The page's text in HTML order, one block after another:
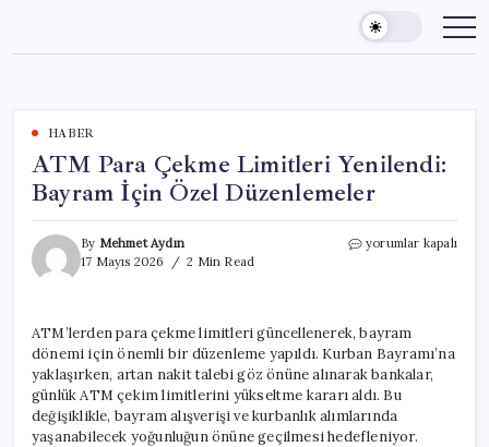
content
HABER
ATM Para Çekme Limitleri Yenilendi:
Bayram İçin Özel Düzenlemeler
By Mehmet Aydın
17 Mayıs 2026
2 Min Read
ATM
Bayram
İçin
Özel
Düzenlemeler
yorumlar kapalı
ATM’lerden para çekme limitleri güncellenerek, bayram
dönemi için önemli bir düzenleme yapıldı. Kurban Bayramı’na
yaklaşırken, artan nakit talebi göz önüne alınarak bankalar,
günlük ATM çekim limitlerini yükseltme kararı aldı. Bu
değişiklikle, bayram alışverişi ve kurbanlık alımlarında
yaşanabilecek yoğunluğun önüne geçilmesi hedefleniyor.